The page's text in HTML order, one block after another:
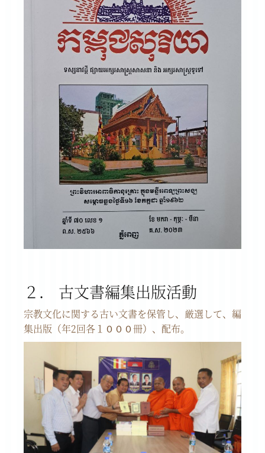
２． 古文書編集出版活動
宗教文化に関する古い文書を保管し、厳選して、編
集出版（年2回各１０００冊）、配布。